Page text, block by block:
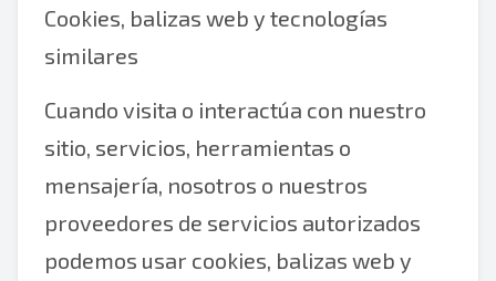
Cookies, balizas web y tecnologías
similares
Cuando visita o interactúa con nuestro
sitio, servicios, herramientas o
mensajería, nosotros o nuestros
proveedores de servicios autorizados
podemos usar cookies, balizas web y